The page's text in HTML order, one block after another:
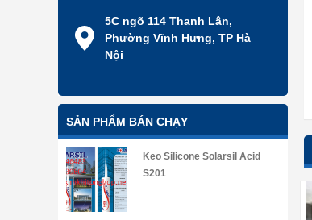
5C ngõ 114 Thanh Lân,
Phường Vĩnh Hưng, TP Hà
Nội
SẢN PHẨM BÁN CHẠY
Keo Silicone Solarsil Acid
S201